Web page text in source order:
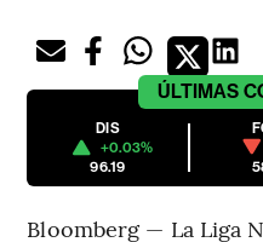
ÚLTIMAS
DIS
+0.03%
96.19
Bloomberg — La Liga